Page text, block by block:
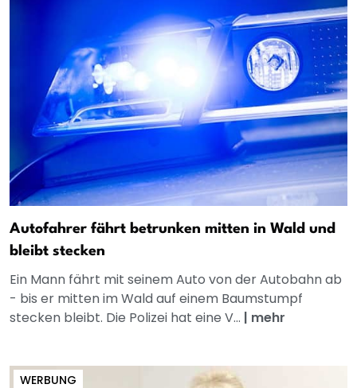
Autofahrer fährt betrunken mitten in Wald und
bleibt stecken
Ein Mann fährt mit seinem Auto von der Autobahn ab
- bis er mitten im Wald auf einem Baumstumpf
stecken bleibt. Die Polizei hat eine V... | mehr
WERBUNG